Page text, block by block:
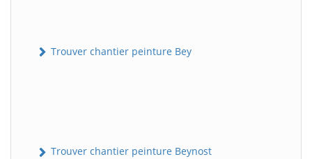
Trouver chantier peinture Bey
Trouver chantier peinture Beynost